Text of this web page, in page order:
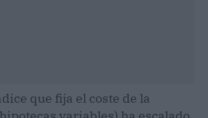
que fija el coste de la